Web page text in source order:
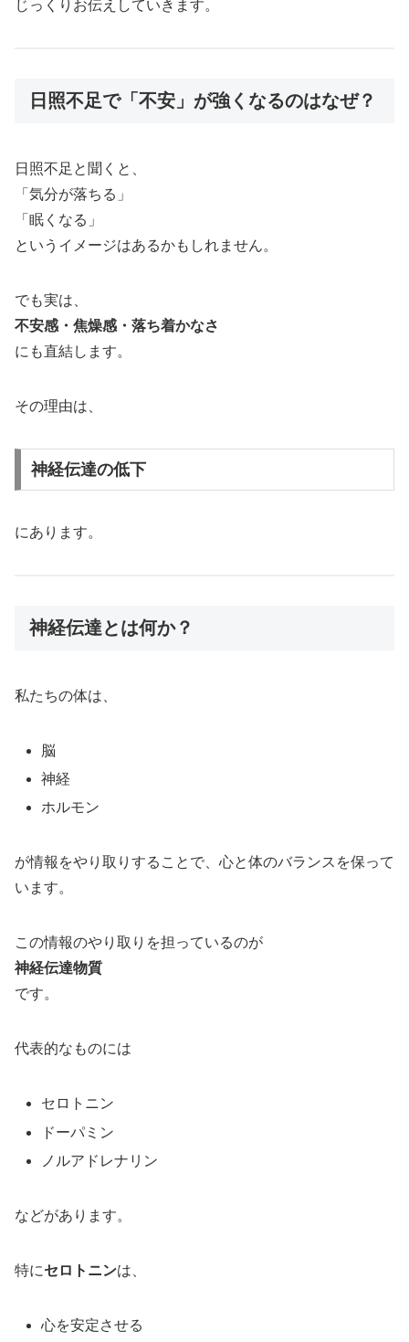
じっくりお伝えしていきます。
日照不足で「不安」が強くなるのはなぜ？
日照不足と聞くと、
「気分が落ちる」
「眠くなる」
というイメージはあるかもしれません。
でも実は、
不安感・焦燥感・落ち着かなさ
にも直結します。
その理由は、
神経伝達の低下
にあります。
神経伝達とは何か？
私たちの体は、
脳
神経
ホルモン
が情報をやり取りすることで、心と体のバランスを保って
います。
この情報のやり取りを担っているのが
神経伝達物質
です。
代表的なものには
セロトニン
ドーパミン
ノルアドレナリン
などがあります。
特にセロトニンは、
心を安定させる